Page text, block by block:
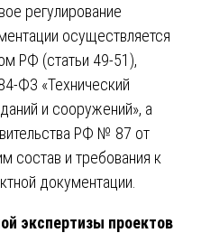
регулирование
осуществляется
РФ (статьи 49-51),
ФЗ «Технический
и сооружений», а
РФ № 87 от
состав и требования к
документации.
экспертизы проектов